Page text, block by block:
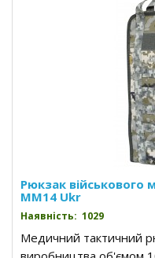
Рюкзак військового
MM14 Ukr
Наявність: 1029
Медичний тактичний